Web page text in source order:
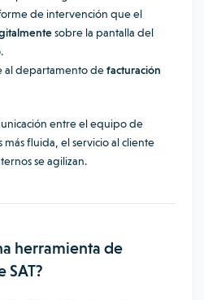
de intervención que el
sobre la pantalla del
al departamento defacturación
entre el equipo de
fluida, el servicio al cliente
se agilizan.
herramienta de